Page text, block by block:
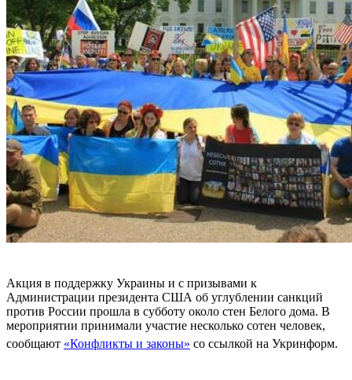
Акция в поддержку Украины и с призывами к
Администрации президента США об углублении санкций
против России прошла в субботу около стен Белого дома. В
мероприятии принимали участие несколько сотен человек,
сообщают «Конфликты и законы» со ссылкой на Укринформ.